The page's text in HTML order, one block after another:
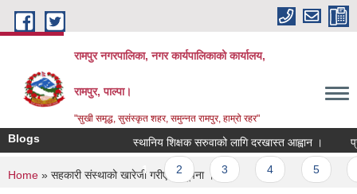
Skip to main content
रामपुर नगरपालिका, नगर कार्यपालिकाको कार्यालय,
रामपुर, पाल्पा।
"सुखी समृद्ध, सुसंस्कृत शहर, समुन्नत रामपुर, हाम्रो रहर"
Blogs स्थानिय शिक्षक सरुवाको लागि दरखास्त आह्वान ।
Pages
1 2
You are here
Home » सहकारी संस्थाको खारेजी गरीएको सूचना ।।।